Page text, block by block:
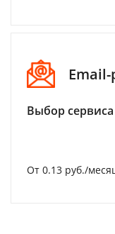
Выбор
От 0.13 руб./